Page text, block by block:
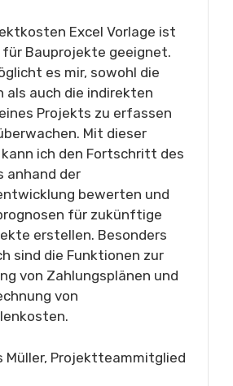
Excel Vorlage ist
Bauprojekte geeignet.
es mir, sowohl die
als auch die indirekten
Projekts zu erfassen
Mit dieser
kann ich den Fortschritt des
anhand der
bewerten und
für zukünftige
erstellen. Besonders
sind die Funktionen zur
von Zahlungsplänen und
von
Müller, Projektteammitglied